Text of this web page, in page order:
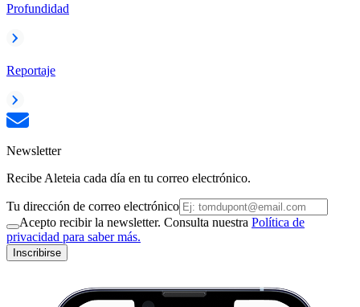
Profundidad
Reportaje
Newsletter
Recibe Aleteia cada día en tu correo electrónico.
Tu dirección de correo electrónico
Acepto recibir la newsletter. Consulta nuestra Política de
privacidad para saber más.
Inscribirse